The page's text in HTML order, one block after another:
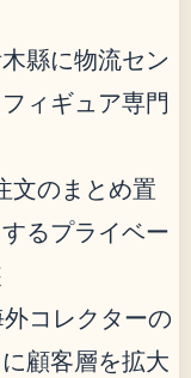
木縣に物流セン
ィギュア専門
文のまとめ置
るプライベー
外コレクターの
顧客層を拡大